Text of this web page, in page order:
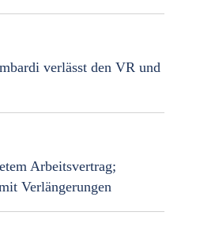
verlässt den VR und
Arbeitsvertrag;
Verlängerungen